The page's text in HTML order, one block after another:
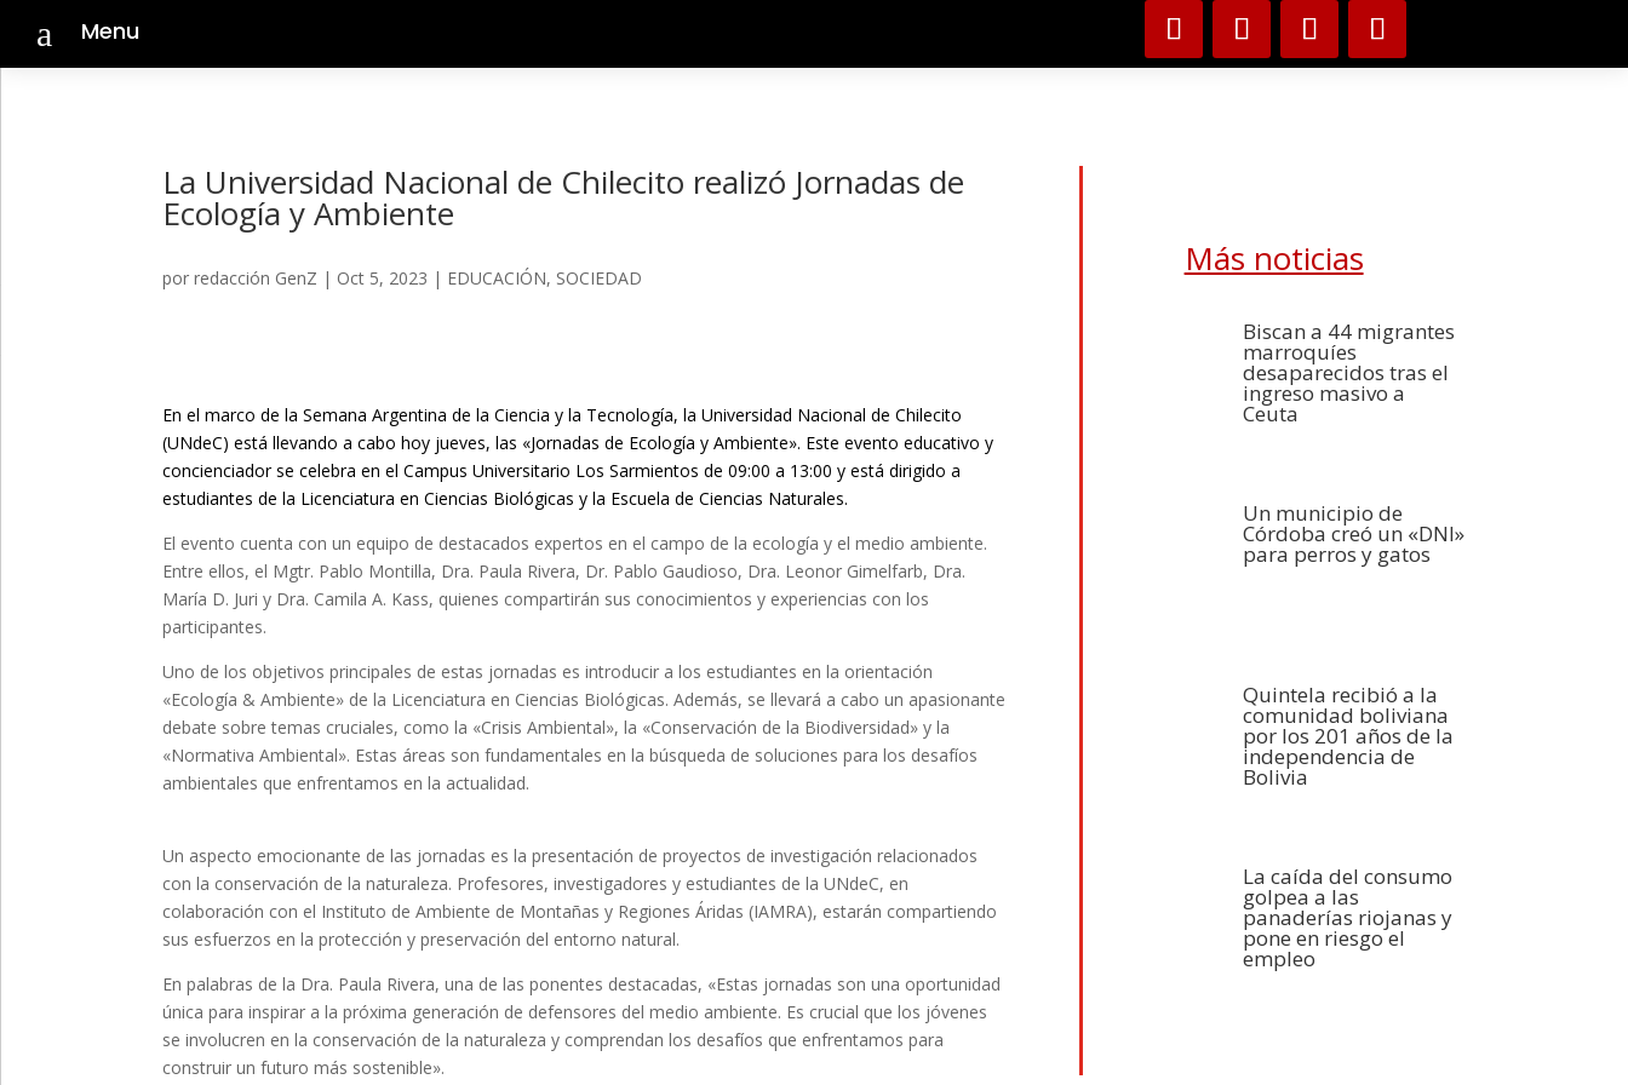
a Menu
La Universidad Nacional de Chilecito realizó Jornadas de
Ecología y Ambiente
porredacción GenZ | Oct 5, 2023 | EDUCACIÓN, SOCIEDAD
En el marco de la Semana Argentina de la Ciencia y la Tecnología, la Universidad Nacional de Chilecito
(UNdeC) está llevando a cabo hoy jueves, las «Jornadas de Ecología y Ambiente». Este evento educativo y
concienciador se celebra en el Campus Universitario Los Sarmientos de 09:00 a 13:00 y está dirigido a
estudiantes de la Licenciatura en Ciencias Biológicas y la Escuela de Ciencias Naturales.
El evento cuenta con un equipo de destacados expertos en el campo de la ecología y el medio ambiente.
Entre ellos, el Mgtr. Pablo Montilla, Dra. Paula Rivera, Dr. Pablo Gaudioso, Dra. Leonor Gimelfarb, Dra.
María D. Juri y Dra. Camila A. Kass, quienes compartirán sus conocimientos y experiencias con los
participantes.
Uno de los objetivos principales de estas jornadas es introducir a los estudiantes en la orientación
«Ecología & Ambiente» de la Licenciatura en Ciencias Biológicas. Además, se llevará a cabo un apasionante
debate sobre temas cruciales, como la «Crisis Ambiental», la «Conservación de la Biodiversidad» y la
«Normativa Ambiental». Estas áreas son fundamentales en la búsqueda de soluciones para los desafíos
ambientales que enfrentamos en la actualidad.
Un aspecto emocionante de las jornadas es la presentación de proyectos de investigación relacionados
con la conservación de la naturaleza. Profesores, investigadores y estudiantes de la UNdeC, en
colaboración con el Instituto de Ambiente de Montañas y Regiones Áridas (IAMRA), estarán compartiendo
sus esfuerzos en la protección y preservación del entorno natural.
En palabras de la Dra. Paula Rivera, una de las ponentes destacadas, «Estas jornadas son una oportunidad
única para inspirar a la próxima generación de defensores del medio ambiente. Es crucial que los jóvenes
se involucren en la conservación de la naturaleza y comprendan los desafíos que enfrentamos para
construir un futuro más sostenible».
Más noticias
Biscan a 44 migrantes
marroquíes
desaparecidos tras el
ingreso masivo a
Ceuta
Un municipio de
Córdoba creó un «DNI»
para perros y gatos
Quintela recibió a la
comunidad boliviana
por los 201 años de la
independencia de
Bolivia
La caída del consumo
golpea a las
panaderías riojanas y
pone en riesgo el
empleo